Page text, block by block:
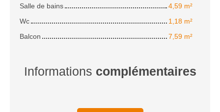
Salle de bains
4,59 m²
Wc
1,18 m²
Balcon
7,59 m²
Informations complémentaires